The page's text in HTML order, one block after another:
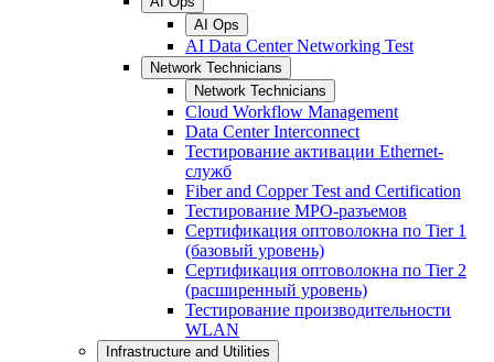
AI Ops
AI Data Center Networking Test
Network Technicians
Network Technicians
Cloud Workflow Management
Data Center Interconnect
Тестирование активации Ethernet-
служб
Fiber and Copper Test and Certification
Тестирование МРО-разъемов
Сертификация оптоволокна по Tier 1
(базовый уровень)
Сертификация оптоволокна по Tier 2
(расширенный уровень)
Тестирование производительности
WLAN
Infrastructure and Utilities